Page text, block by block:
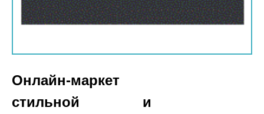
Онлайн-маркет
стильной и